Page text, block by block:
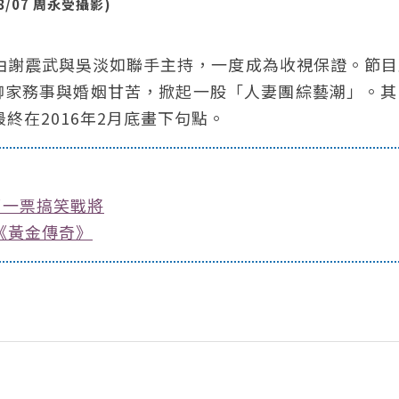
07 周永受攝影)
震武與吳淡如聯手主持，一度成為收視保證。節
務事與婚姻甘苦，掀起一股「人妻團綜藝潮」。
在2016年2月底畫下句點。
票搞笑戰將
金傳奇》